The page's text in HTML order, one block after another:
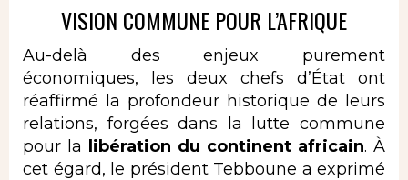
VISION COMMUNE POUR L’AFRIQUE
Au-delà des enjeux purement
économiques, les deux chefs d’État ont
réaffirmé la profondeur historique de leurs
relations, forgées dans la lutte commune
pour la
libération du continent africain. À
cet égard, le président Tebboune a exprimé